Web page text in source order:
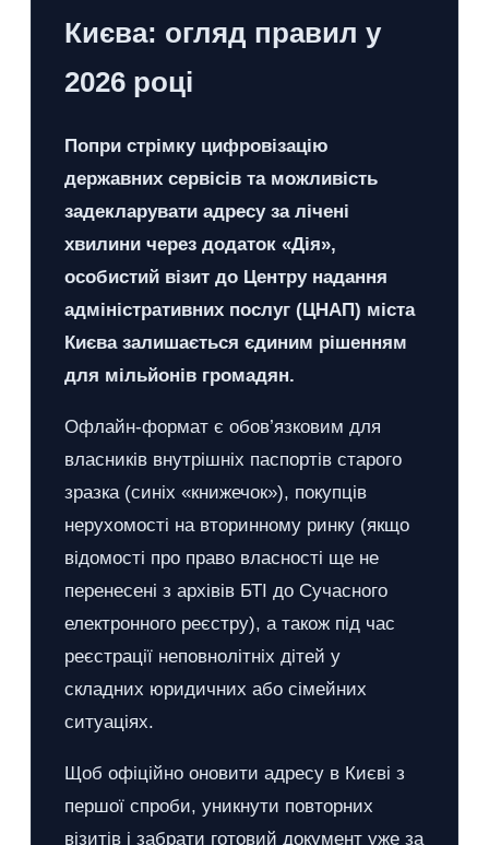
Києва: огляд правил у
2026 році
Попри стрімку цифровізацію
державних сервісів та можливість
задекларувати адресу за лічені
хвилини через додаток «Дія»,
особистий візит до Центру надання
адміністративних послуг (ЦНАП) міста
Києва залишається єдиним рішенням
для мільйонів громадян.
Офлайн-формат є обов’язковим для
власників внутрішніх паспортів старого
зразка (синіх «книжечок»), покупців
нерухомості на вторинному ринку (якщо
відомості про право власності ще не
перенесені з архівів БТІ до Сучасного
електронного реєстру), а також під час
реєстрації неповнолітніх дітей у
складних юридичних або сімейних
ситуаціях.
Щоб офіційно оновити адресу в Києві з
першої спроби, уникнути повторних
візитів і забрати готовий документ уже за